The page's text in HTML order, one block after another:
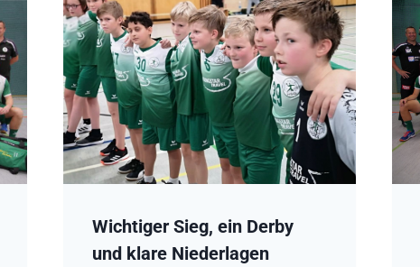
Wichtiger Sieg, ein Derby
und klare Niederlagen